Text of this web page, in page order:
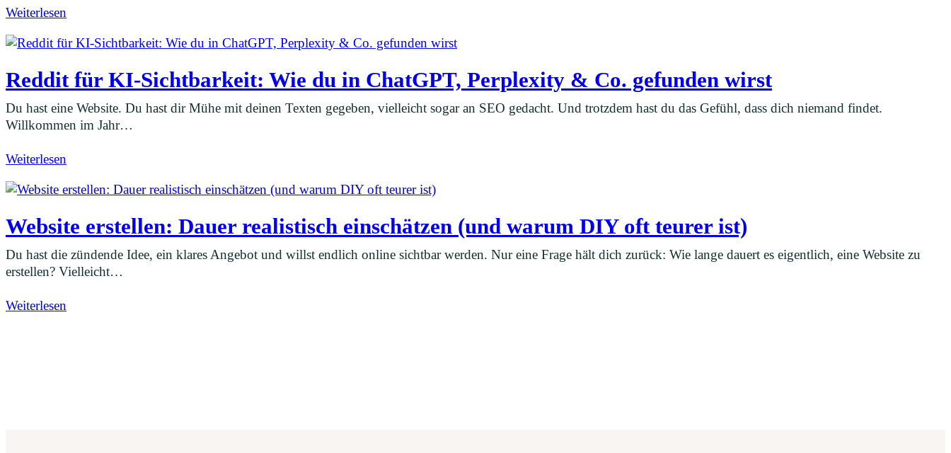
Weiterlesen
Reddit für KI-Sichtbarkeit: Wie du in ChatGPT, Perplexity & Co. gefunden wirst
Du hast eine Website. Du hast dir Mühe mit deinen Texten gegeben, vielleicht sogar an SEO gedacht. Und trotzdem hast du das Gefühl, dass dich niemand findet.
Willkommen im Jahr…
Weiterlesen
Website erstellen: Dauer realistisch einschätzen (und warum DIY oft teurer ist)
Du hast die zündende Idee, ein klares Angebot und willst endlich online sichtbar werden. Nur eine Frage hält dich zurück: Wie lange dauert es eigentlich, eine Website zu
erstellen? Vielleicht…
Weiterlesen